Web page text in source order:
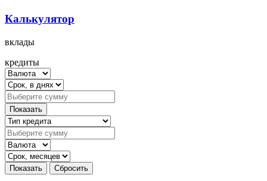
Калькулятор
вклады
кредиты